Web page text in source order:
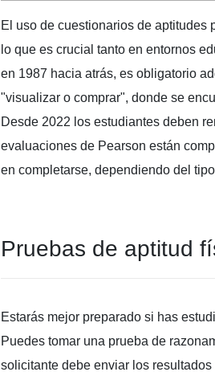
El uso de cuestionarios de
lo que es crucial tanto en entornos
en 1987 hacia atrás, es obligatorio
"visualizar o comprar", donde se
Desde 2022 los estudiantes deben
evaluaciones de Pearson están
en completarse, dependiendo del
Pruebas de aptitud
Estarás mejor preparado si has
Puedes tomar una prueba de
solicitante debe enviar los